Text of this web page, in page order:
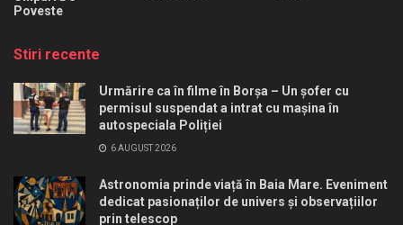
Poveste
Stiri recente
Urmărire ca în filme în Borșa – Un șofer cu
permisul suspendat a intrat cu mașina în
autospeciala Poliției
6 AUGUST 2026
Astronomia prinde viață în Baia Mare. Eveniment
dedicat pasionaților de univers și observațiilor
prin telescop